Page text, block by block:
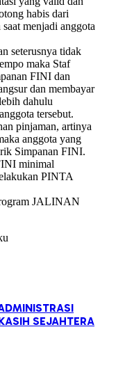
habis dari
menjadi anggota
seterusnya tidak
maka Staf
FINI dan
dan membayar
dahulu
tersebut.
pinjaman, artinya
anggota yang
Simpanan FINI.
minimal
PINTA
JALINAN
SEJAHTERA